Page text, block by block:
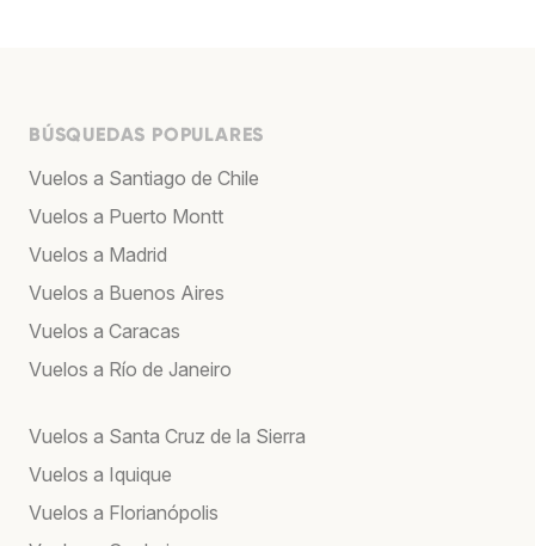
BÚSQUEDAS POPULARES
Vuelos a Santiago de Chile
Vuelos a Puerto Montt
Vuelos a Madrid
Vuelos a Buenos Aires
Vuelos a Caracas
Vuelos a Río de Janeiro
Vuelos a Santa Cruz de la Sierra
Vuelos a Iquique
Vuelos a Florianópolis